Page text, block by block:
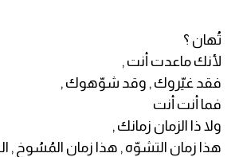
تُهان ؟
لأنك ماعدت أنت ,
فقد غيّروك , وقد شوّهوك ,
فما أنت أنت
ولا ذا الزمان زمانك ,
هذا زمان التشوّه , هذا زمان المُسُوخ ,